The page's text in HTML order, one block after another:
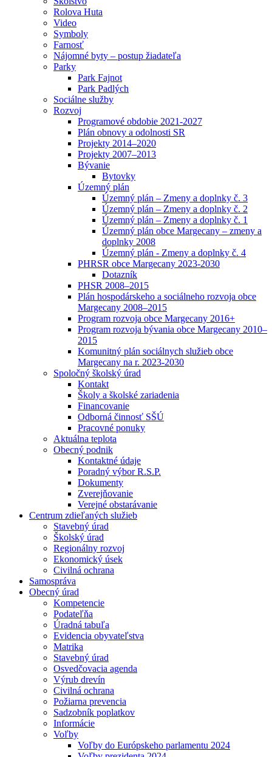
Rolova Huta
Video
Symboly
Farnosť
Nájomné byty – postup žiadateľa
Parky
Park Fajnot
Park Padlých
Sociálne služby
Rozvoj
Programové obdobie 2021-2027
Plán obnovy a odolnosti SR
Projekty 2014–2020
Projekty 2007–2013
Bývanie
Bytovky
Územný plán
Územný plán – Zmeny a doplnky č. 3
Územný plán – Zmeny a doplnky č. 2
Územný plán – Zmeny a doplnky č. 1
Územný plán obce Margecany – zmeny a
doplnky 2008
Územný plán - Zmeny a doplnky č. 4
PHRSR obce Margecany 2023-2030
Dotazník
PHSR 2008–2015
Plán hospodárskeho a sociálneho rozvoja obce
Margecany 2008–2015
Program rozvoja obce Margecany 2016+
Program rozvoja bývania obce Margecany 2010–
2015
Komunitný plán sociálnych služieb obce
Margecany na r. 2023-2030
Spoločný školský úrad
Kontakt
Školy a školské zariadenia
Financovanie
Odborná činnosť SŠÚ
Pracovné ponuky
Aktuálna teplota
Obecný podnik
Kontaktné údaje
Poradný výbor R.S.P.
Dokumenty
Zverejňovanie
Verejné obstarávanie
Centrum zdieľaných služieb
Stavebný úrad
Školský úrad
Regionálny rozvoj
Ekonomický úsek
Civilná ochrana
Samospráva
Obecný úrad
Kompetencie
Podateľňa
Úradná tabuľa
Evidencia obyvateľstva
Matrika
Stavebný úrad
Osvedčovacia agenda
Výrub drevín
Civilná ochrana
Požiarna prevencia
Sadzobník poplatkov
Informácie
Voľby
Voľby do Európskeho parlamentu 2024